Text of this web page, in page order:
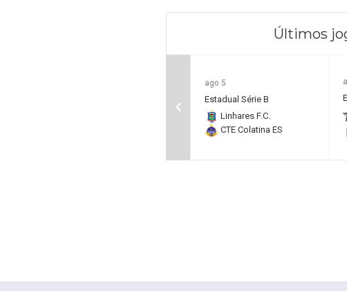
Últimos
ago 5
Estadual Série B
Linhares F.C.
CTE Colatina ES